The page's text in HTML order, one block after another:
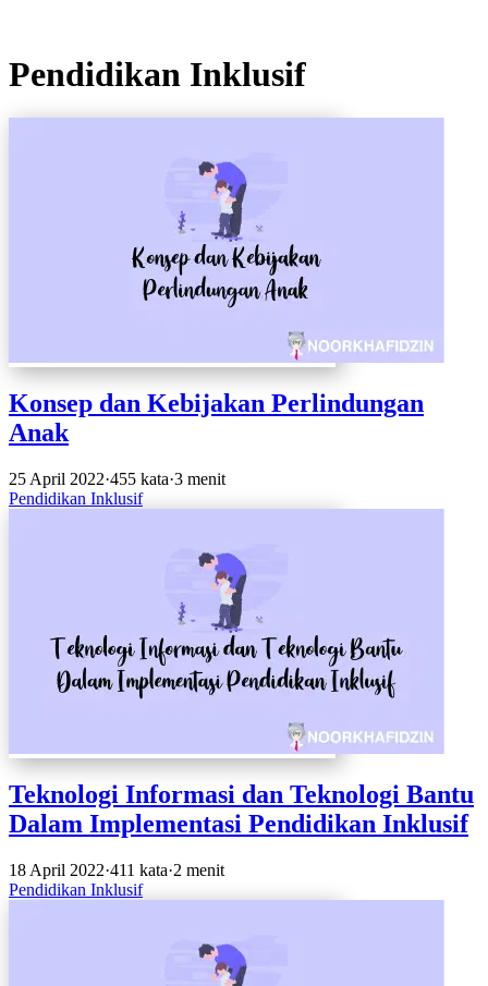
Pendidikan Inklusif
Konsep dan Kebijakan Perlindungan
Anak
25 April 2022·455 kata·3 menit
Pendidikan Inklusif
Teknologi Informasi dan Teknologi Bantu
Dalam Implementasi Pendidikan Inklusif
18 April 2022·411 kata·2 menit
Pendidikan Inklusif